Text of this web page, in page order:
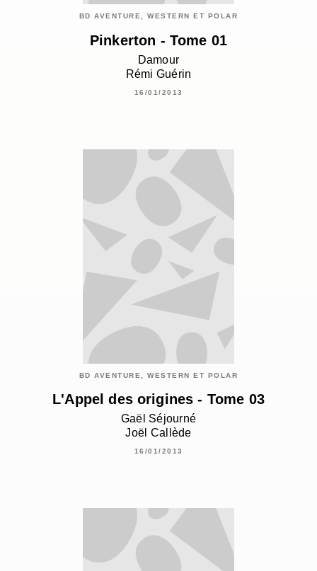
BD AVENTURE, WESTERN ET POLAR
Pinkerton - Tome 01
Damour
Rémi Guérin
16/01/2013
BD AVENTURE, WESTERN ET POLAR
L'Appel des origines - Tome 03
Gaël Séjourné
Joël Callède
16/01/2013